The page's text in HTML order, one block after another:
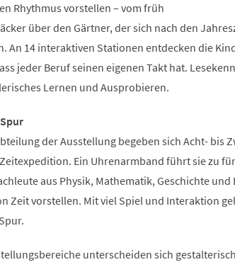
Rhythmus vorstellen – vom früh
über den Gärtner, der sich nach den
An 14 interaktiven Stationen entdecken die
jeder Beruf seinen eigenen Takt hat.
Lernen und Ausprobieren.
der Ausstellung begeben sich Acht- bis
Ein Uhrenarmband führt sie zu
aus Physik, Mathematik, Geschichte
Zeit vorstellen. Mit viel Spiel und Interaktion
unterscheiden sich